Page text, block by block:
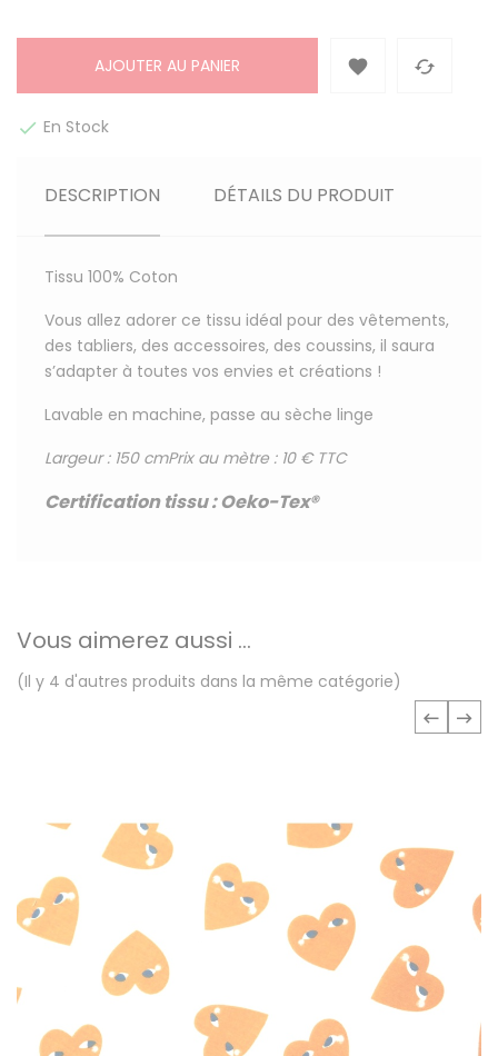
AJOUTER AU PANIER  
 En Stock
DESCRIPTION DÉTAILS DU PRODUIT
Tissu 100% Coton
Vous allez adorer ce tissu idéal pour des vêtements,
des tabliers, des accessoires, des coussins, il saura
s’adapter à toutes vos envies et créations !
Lavable en machine, passe au sèche linge
Largeur : 150 cmPrix au mètre : 10 € TTC
Certification tissu:Oeko-Tex®
Vous aimerez aussi ...
(Il y 4 d'autres produits dans la même catégorie)